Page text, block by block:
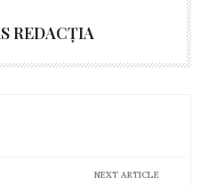
REDACȚIA
NEXT ARTICLE